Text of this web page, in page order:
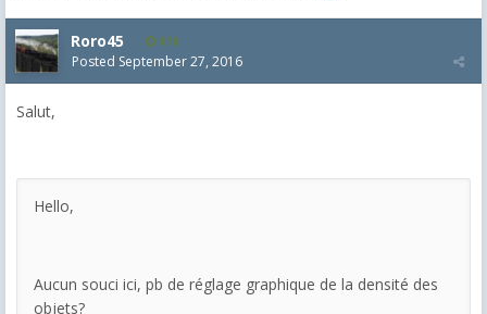
Roro45 818
Posted September 27, 2016
Salut,
Hello,
Aucun souci ici, pb de réglage graphique de la densité des
objets?